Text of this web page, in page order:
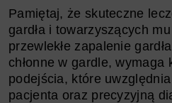
Pamiętaj, że skuteczne
gardła i towarzyszących
przewlekłe zapalenie
chłonne w gardle, wymaga
podejścia, które
pacjenta oraz precyzyjną